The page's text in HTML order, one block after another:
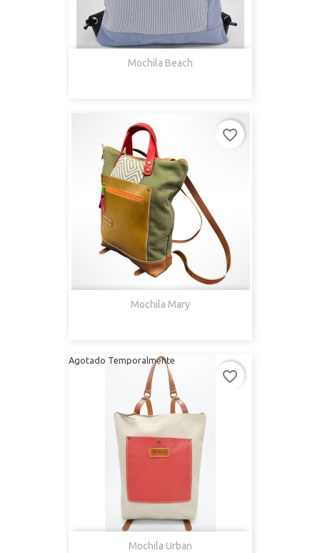
Mochila Beach
Mochila Mary
favorite_border
Mochila Urban
Agotado Temporalmente
favorite_border